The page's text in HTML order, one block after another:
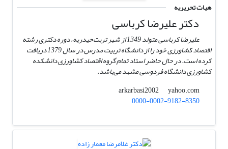
هیات تحریریه
دکتر علیرضا کرباسی
علیرضا کرباسی متولد 1349 از شهر تربت‌حیدریه، دوره دکتری رشته
اقتصاد کشاورزی خود را از دانشگاه تربیت مدرس در سال 1379 دریافت
کرده است. در حال حاضر استاد تمام گروه اقتصاد کشاورزی دانشکده
کشاورزی دانشگاه فردوسی مشهد می‌باشد.
arkarbasi2002
yahoo.com
0000-0002-9182-8350